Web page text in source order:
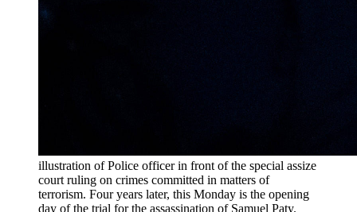
illustration of Police officer in front of the special assize
court ruling on crimes committed in matters of
terrorism. Four years later, this Monday is the opening
day of the trial for the assassination of Samuel Paty.